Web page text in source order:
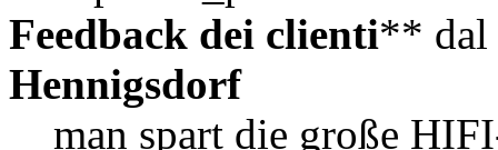
Feedback dei clienti** dal
Hennigsdorf
man spart die große